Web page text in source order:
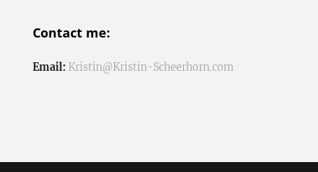
Contact me:
Email: Kristin@Kristin-Scheerhorn.com